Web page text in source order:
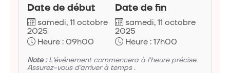
Date de début
samedi, 11 octobre
2025
Heure : 09h00
Date de fin
samedi, 11 octobre
2025
Heure : 17h00
Note :L'événement commencera à l'heure précise.
Assurez-vous d'arriver à temps .